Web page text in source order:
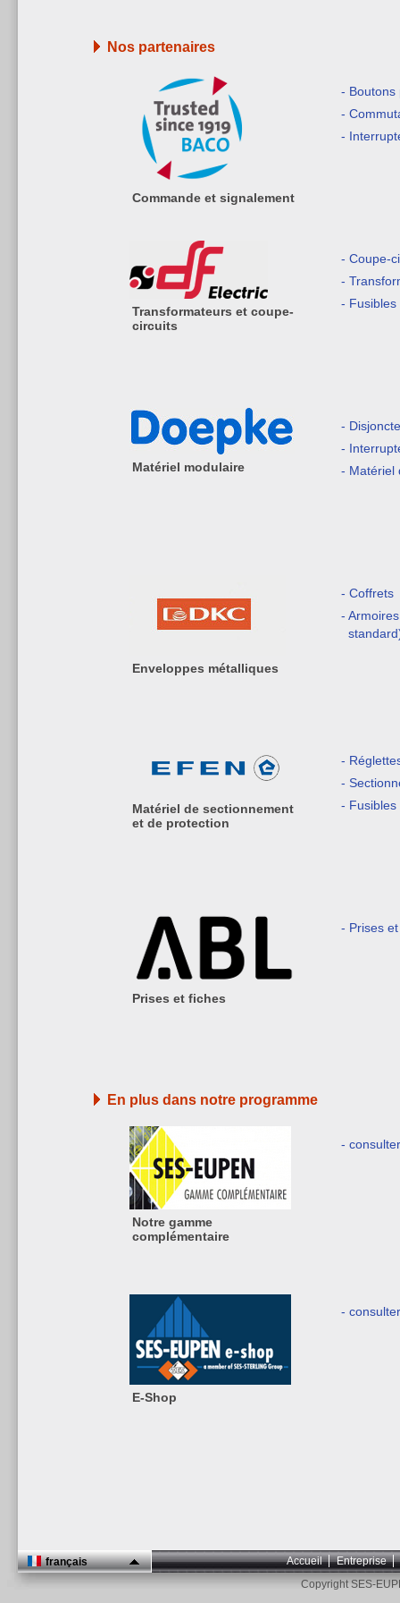
Nos partenaires
Commande et signalement
- Boutons
-
-
Transformateurs et coupe-
circuits
- Coupe-
-
- Fusibles
Matériel modulaire
-
-
- Matériel
Enveloppes métalliques
- Coffrets
-
Matériel de sectionnement
et de protection
-
-
- Fusibles
Prises et fiches
- Prises
En plus dans notre programme
Notre gamme
complémentaire
-
E-Shop
-
français Accueil
Entreprise
Copyright SES-